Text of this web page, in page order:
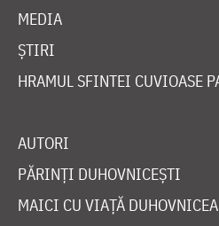
MEDIA
ȘTIRI
HRAMUL SFINTEI CUVIOASE
AUTORI
PĂRINȚI DUHOVNICEȘTI
MAICI CU VIAȚĂ